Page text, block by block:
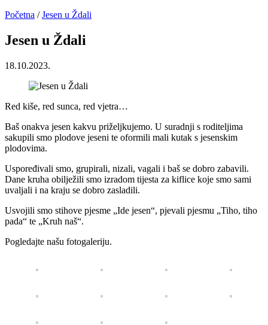
Početna / Jesen u Ždali
Jesen u Ždali
18.10.2023.
Red kiše, red sunca, red vjetra…
Baš onakva jesen kakvu priželjkujemo. U suradnji s roditeljima
sakupili smo plodove jeseni te oformili mali kutak s jesenskim
plodovima.
Uspoređivali smo, grupirali, nizali, vagali i baš se dobro zabavili.
Dane kruha obilježili smo izradom tijesta za kiflice koje smo sami
uvaljali i na kraju se dobro zasladili.
Usvojili smo stihove pjesme „Ide jesen“, pjevali pjesmu „Tiho, tiho
pada“ te „Kruh naš“.
Pogledajte našu fotogaleriju.